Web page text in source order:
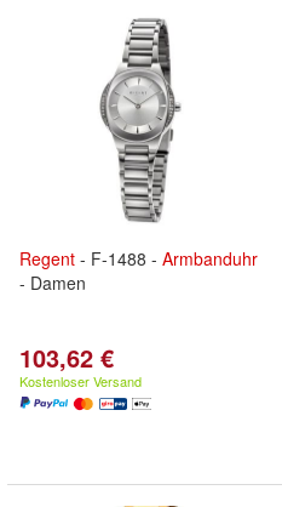
Regent - F-1488 - Armbanduhr
- Damen
103,62 €
Kostenloser Versand